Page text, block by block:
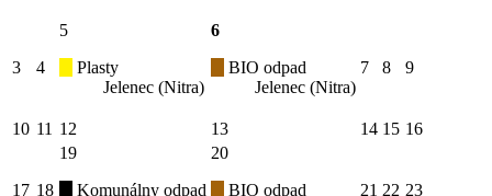
3 4
5
Plasty
Jelenec (Nitra)
6
BIO odpad
Jelenec (Nitra)
7 8 9
10 11 12 13 14 15 16
17 18
19
Komunálny odpad
20
BIO odpad
21 22 23